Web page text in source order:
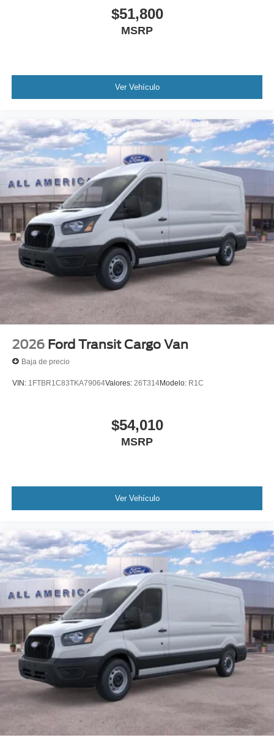
$51,800
MSRP
Ver Vehículo
2026 Ford Transit Cargo Van
Baja de precio
VIN: 1FTBR1C83TKA79064Valores: 26T314Modelo: R1C
$54,010
MSRP
Ver Vehículo